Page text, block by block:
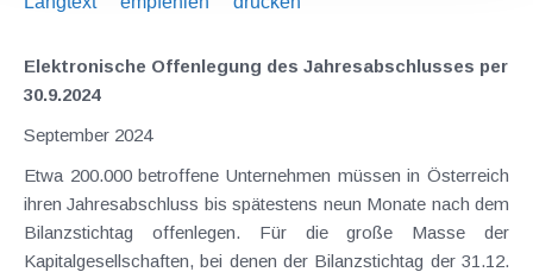
Elektronische Offenlegung des Jahresabschlusses per
30.9.2024
September 2024
Etwa 200.000 betroffene Unternehmen müssen in Österreich
ihren Jahresabschluss bis spätestens neun Monate nach dem
Bilanzstichtag offenlegen. Für die große Masse der
Kapitalgesellschaften, bei denen der Bilanzstichtag der 31.12.